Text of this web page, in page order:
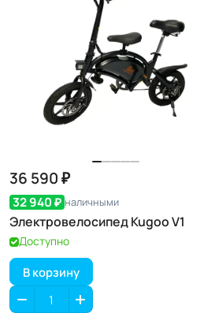
36 590 ₽
32 940 ₽ наличными
Электровелосипед Kugoo V1
Доступно
В корзину